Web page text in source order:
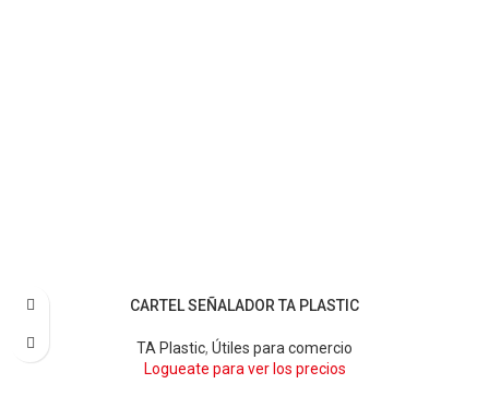
CARTEL SEÑALADOR TA PLASTIC
TA Plastic, Útiles para comercio
Logueate para ver los precios